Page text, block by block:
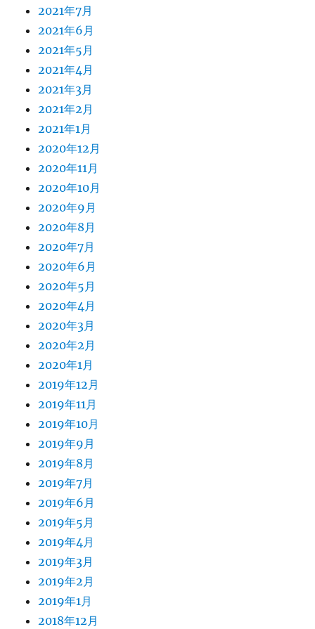
2021年7月
2021年6月
2021年5月
2021年4月
2021年3月
2021年2月
2021年1月
2020年12月
2020年11月
2020年10月
2020年9月
2020年8月
2020年7月
2020年6月
2020年5月
2020年4月
2020年3月
2020年2月
2020年1月
2019年12月
2019年11月
2019年10月
2019年9月
2019年8月
2019年7月
2019年6月
2019年5月
2019年4月
2019年3月
2019年2月
2019年1月
2018年12月